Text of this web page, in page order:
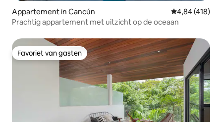
Appartement in Cancún Gemiddelde
4,84 (418)
Prachtig appartement met uitzicht op de oceaan
Favoriet van gasten
Favoriet van gasten